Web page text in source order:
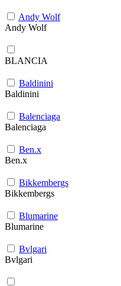
Andy Wolf
Andy Wolf
BLANCIA
Baldinini
Baldinini
Balenciaga
Balenciaga
Ben.x
Ben.x
Bikkembergs
Bikkembergs
Blumarine
Blumarine
Bvlgari
Bvlgari